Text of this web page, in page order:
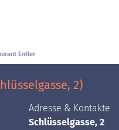
Entler
2)
Adresse & Kontakte
Schlüsselgasse, 2